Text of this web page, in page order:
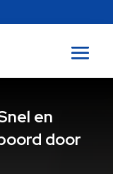
en
door